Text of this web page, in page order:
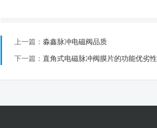
上一篇： 淼鑫脉冲电磁阀品质
下一篇： 直角式电磁脉冲阀膜片的功能优劣性